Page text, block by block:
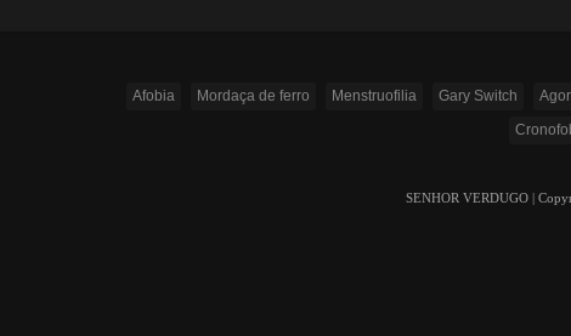
Afobia Mordaça de ferro Menstruofilia Gary Switch
SENHOR VERDUGO |